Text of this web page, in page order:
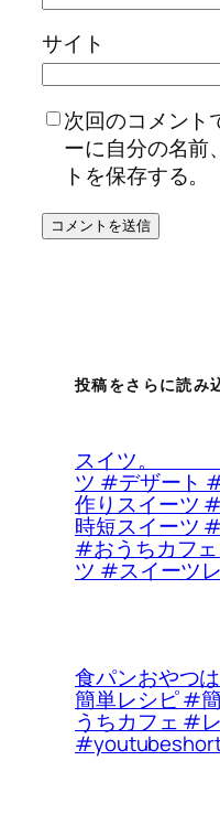
サイト
次回のコメント
ーに自分の名前
トを保存する。
投稿をさらに読み
スイツ
ツ #デザート
作りスイーツ
時短スイーツ
#おうちカフ
ツ #スイーツ
食パンおやつ
簡単レシピ #
うちカフェ #